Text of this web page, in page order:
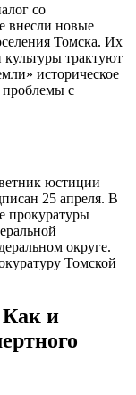
со
внесли новые
Томска. Их
трактуют
историческое
проблемы с
юстиции
25 апреля. В
прокуратуры
округе.
Томской
Как и